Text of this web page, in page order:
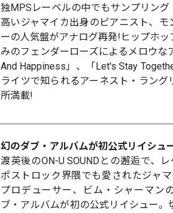
独MPSレーベルの中でもサンプリン
高いジャマイカ出身のピアニスト、モ
ーの人気盤がアナログ再発!ヒップホ
みのフェンダーローズによるメロウな
And Happiness」、「Let's Stay
ライツで知られるアーネスト・ラン
所満載!
幻のダブ・アルバムが初公式リイシュ
渡英後のON-U SOUNDとの邂逅で、
ポストロック界隈でも愛されたジャ
プロデューサー、ビム・シャーマン
ブ・アルバムが初の公式リイシュー